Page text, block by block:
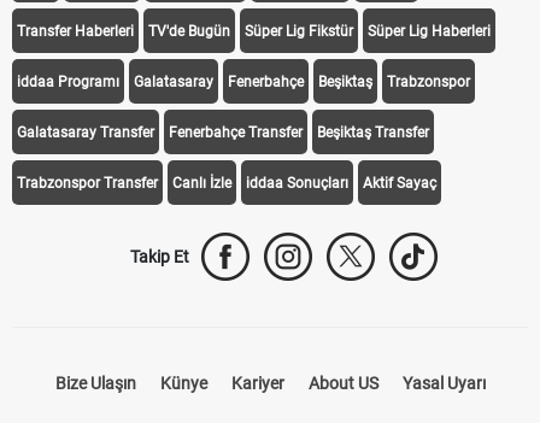
Transfer Haberleri TV'de Bugün Süper Lig Fikstür Süper Lig Haberleri
iddaa Programı Galatasaray Fenerbahçe Beşiktaş Trabzonspor
Galatasaray Transfer Fenerbahçe Transfer Beşiktaş Transfer
Trabzonspor Transfer Canlı İzle iddaa Sonuçları Aktif Sayaç
Takip Et
Bize Ulaşın Künye Kariyer About US Yasal Uyarı